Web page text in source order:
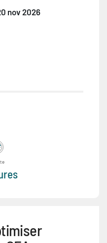
nov 2026